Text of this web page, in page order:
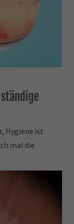
Hygiene ist
mal die